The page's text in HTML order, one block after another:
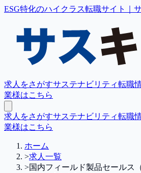
ESG特化のハイクラス転職サイト｜サ
求人をさがすサステナビリティ転職
業様はこちら
求人をさがすサステナビリティ転職
業様はこちら
ホーム
>求人一覧
>国内フィールド製品セールス